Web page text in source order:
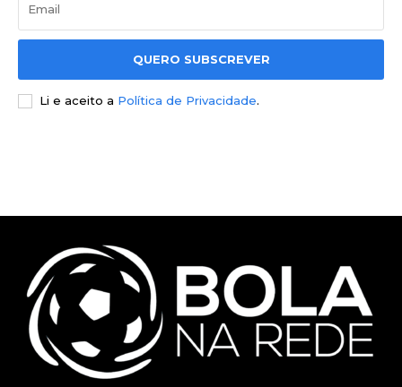
QUERO SUBSCREVER
Li e aceito a Política de Privacidade.